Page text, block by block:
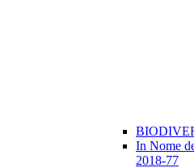
In Nome
2018-77